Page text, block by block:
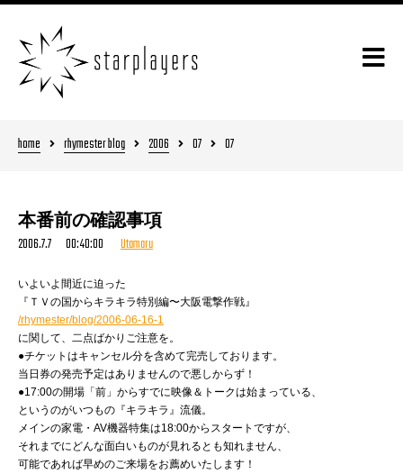
home rhymester blog 2006 07 07
本番前の確認事項
2006.7.7 00:40:00 Utamaru
いよいよ間近に迫った
『ＴＶの国からキラキラ特別編〜大阪電撃作戦』
/rhymester/blog/2006-06-16-1
に関して、二点ばかりご注意を。
●チケットはキャンセル分を含めて完売しております。
当日券の発売予定はありませんので悪しからず！
●17:00の開場「前」からすでに映像＆トークは始まっている、
というのがいつもの『キラキラ』流儀。
メインの家電・AV機器特集は18:00からスタートですが、
それまでにどんな面白いものが見れるとも知れません、
可能であれば早めのご来場をお薦めいたします！